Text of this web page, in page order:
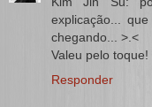
explicação...
chegando... >.<
Valeu pelo toque!
Responder